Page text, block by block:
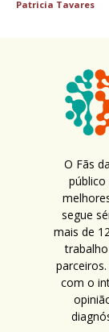
Patricia Tavares
O Fãs
segue
mais de
com o